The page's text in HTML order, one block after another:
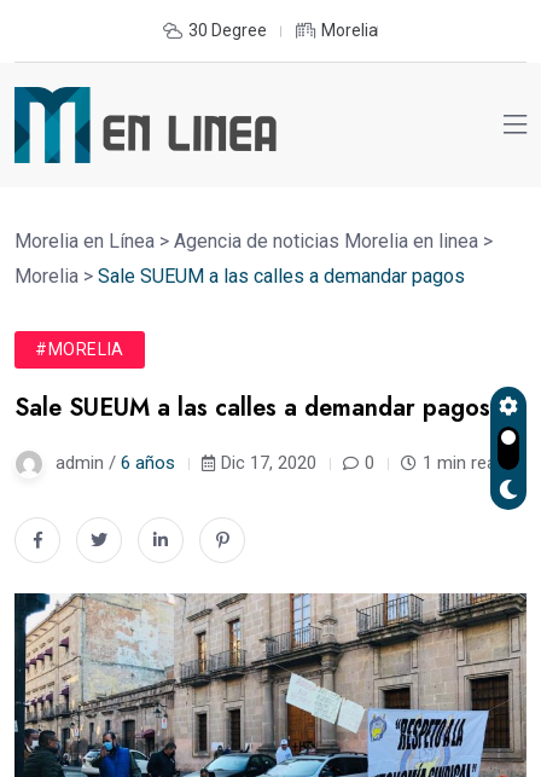
30 Degree Morelia
Morelia en Línea > Agencia de noticias Morelia en linea >
Morelia > Sale SUEUM a las calles a demandar pagos
#MORELIA
Sale SUEUM a las calles a demandar pagos
admin / 6 años Dic 17, 2020 0 1 min read